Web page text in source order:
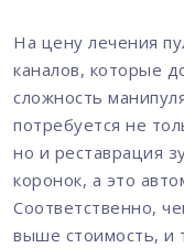
На цену лечения
каналов, которые
сложность
потребуется не
но и реставрация
коронок, а это
Соответственно,
выше стоимость, и